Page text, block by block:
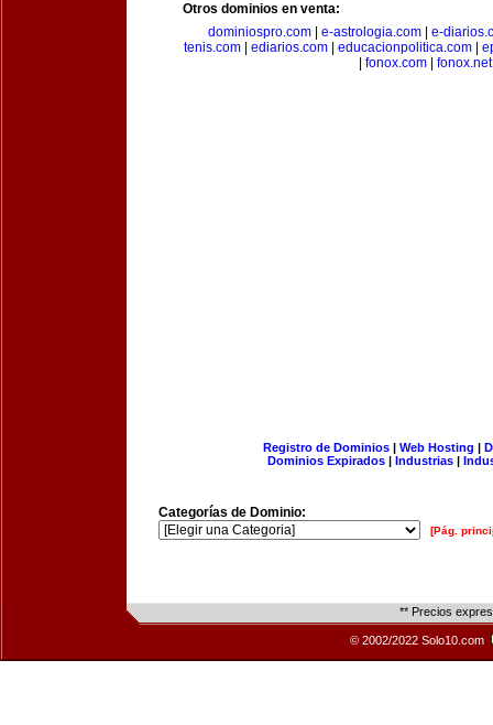
Otros dominios en venta:
dominiospro.com
e-astrologia.com
e-
tenis.com
ediarios.com educacionpolitica.com
fonox.com| fonox.net
Registro de Dominios| Web Hosting |
Dominios Expirados | Industrias |
Categorías de Dominio:
[Pág.
** Precios
© 2002/2022 Solo10.com